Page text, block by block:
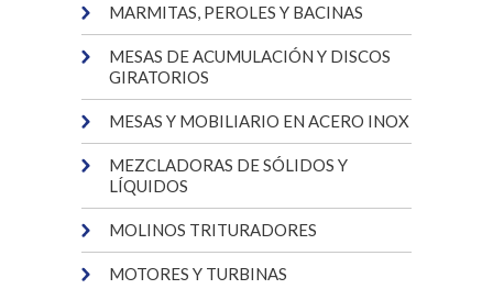
MARMITAS, PEROLES Y BACINAS
MESAS DE ACUMULACIÓN Y DISCOS
GIRATORIOS
MESAS Y MOBILIARIO EN ACERO INOX
MEZCLADORAS DE SÓLIDOS Y
LÍQUIDOS
MOLINOS TRITURADORES
MOTORES Y TURBINAS